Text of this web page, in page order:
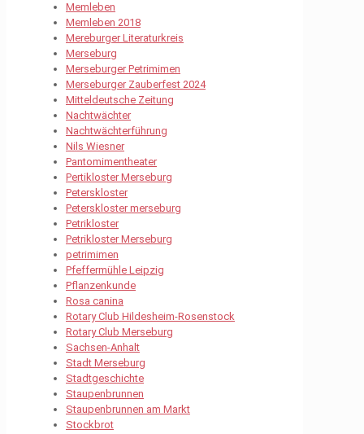
Memleben
Memleben 2018
Mereburger Literaturkreis
Merseburg
Merseburger Petrimimen
Merseburger Zauberfest 2024
Mitteldeutsche Zeitung
Nachtwächter
Nachtwächterführung
Nils Wiesner
Pantomimentheater
Pertikloster Merseburg
Peterskloster
Peterskloster merseburg
Petrikloster
Petrikloster Merseburg
petrimimen
Pfeffermühle Leipzig
Pflanzenkunde
Rosa canina
Rotary Club Hildesheim-Rosenstock
Rotary Club Merseburg
Sachsen-Anhalt
Stadt Merseburg
Stadtgeschichte
Staupenbrunnen
Staupenbrunnen am Markt
Stockbrot